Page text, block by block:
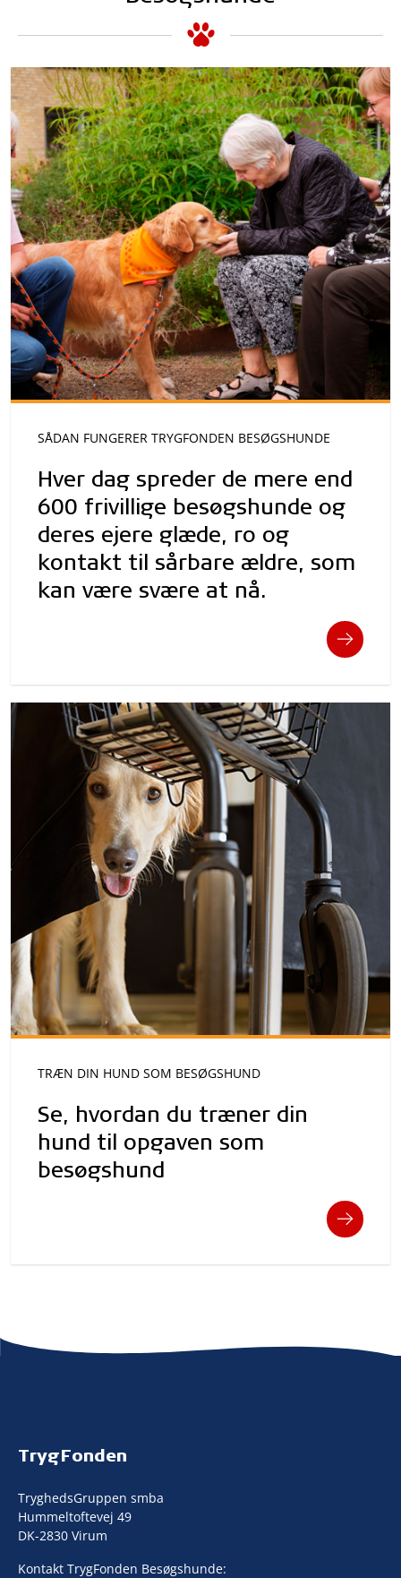
SÅDAN FUNGERER TRYGFONDEN BESØGSHUNDE
Hver dag spreder de mere end
600 frivillige besøgshunde og
deres ejere glæde, ro og
kontakt til sårbare ældre, som
kan være svære at nå.
TRÆN DIN HUND SOM BESØGSHUND
Se, hvordan du træner din
hund til opgaven som
besøgshund
TrygFonden
TryghedsGruppen smba
Hummeltoftevej 49
DK-2830 Virum
Kontakt TrygFonden Besøgshunde: